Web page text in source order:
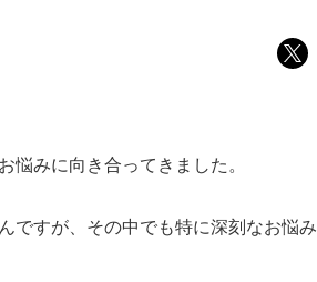
みに向き合ってきました。
ですが、その中でも特に深刻なお悩